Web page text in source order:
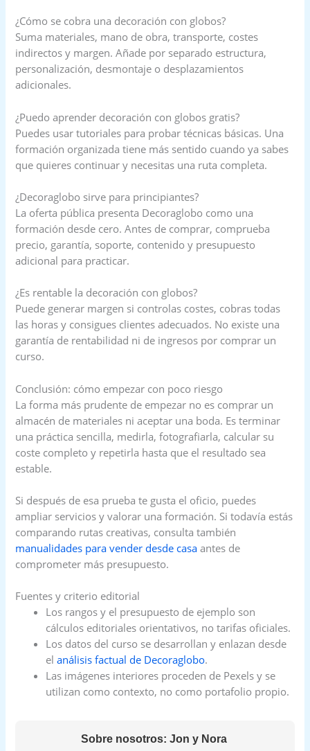
¿Cómo se cobra una decoración con globos?
Suma materiales, mano de obra, transporte, costes
indirectos y margen. Añade por separado estructura,
personalización, desmontaje o desplazamientos
adicionales.
¿Puedo aprender decoración con globos gratis?
Puedes usar tutoriales para probar técnicas básicas. Una
formación organizada tiene más sentido cuando ya sabes
que quieres continuar y necesitas una ruta completa.
¿Decoraglobo sirve para principiantes?
La oferta pública presenta Decoraglobo como una
formación desde cero. Antes de comprar, comprueba
precio, garantía, soporte, contenido y presupuesto
adicional para practicar.
¿Es rentable la decoración con globos?
Puede generar margen si controlas costes, cobras todas
las horas y consigues clientes adecuados. No existe una
garantía de rentabilidad ni de ingresos por comprar un
curso.
Conclusión: cómo empezar con poco riesgo
La forma más prudente de empezar no es comprar un
almacén de materiales ni aceptar una boda. Es terminar
una práctica sencilla, medirla, fotografiarla, calcular su
coste completo y repetirla hasta que el resultado sea
estable.
Si después de esa prueba te gusta el oficio, puedes
ampliar servicios y valorar una formación. Si todavía estás
comparando rutas creativas, consulta también
manualidades para vender desde casa antes de
comprometer más presupuesto.
Fuentes y criterio editorial
Los rangos y el presupuesto de ejemplo son
cálculos editoriales orientativos, no tarifas oficiales.
Los datos del curso se desarrollan y enlazan desde
elanálisis factual de Decoraglobo.
Las imágenes interiores proceden de Pexels y se
utilizan como contexto, no como portafolio propio.
Sobre nosotros: Jon y Nora